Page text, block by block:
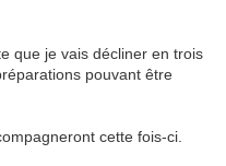
que je vais décliner en trois
pouvant être
cette fois-ci.